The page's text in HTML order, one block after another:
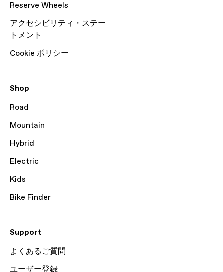
Reserve Wheels
アクセシビリティ・ステー
トメント
Cookie ポリシー
Shop
Road
Mountain
Hybrid
Electric
Kids
Bike Finder
Support
よくあるご質問
ユーザー登録